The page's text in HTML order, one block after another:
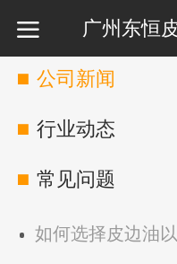
广州东恒
公司新闻
行业动态
常见问题
如何选择皮边油